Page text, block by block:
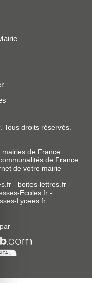
. Tous droits réservés.
de France
de France
de votre mairie
- boites-lettres.fr -
Ecoles.fr -
Lycees.fr
cookie